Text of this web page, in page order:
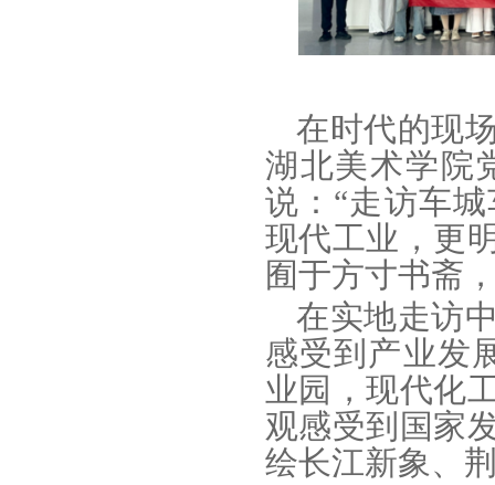
在时代的现
湖北美术学院
说：“走访车
现代工业，更
囿于方寸书斋
在实地走访
感受到产业发
业园，现代化
观感受到国家
绘长江新象、